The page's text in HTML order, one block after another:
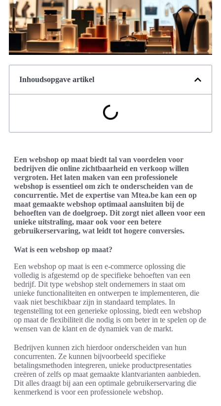
Inhoudsopgave artikel
Een webshop op maat biedt tal van voordelen voor
bedrijven die online zichtbaarheid en verkoop willen
vergroten. Het laten maken van een professionele
webshop is essentieel om zich te onderscheiden van de
concurrentie. Met de expertise van Mtea.be kan een op
maat gemaakte webshop optimaal aansluiten bij de
behoeften van de doelgroep. Dit zorgt niet alleen voor een
unieke uitstraling, maar ook voor een betere
gebruikerservaring, wat leidt tot hogere conversies.
Wat is een webshop op maat?
Een webshop op maat is een e-commerce oplossing die
volledig is afgestemd op de specifieke behoeften van een
bedrijf. Dit type webshop stelt ondernemers in staat om
unieke functionaliteiten en ontwerpen te implementeren, die
vaak niet beschikbaar zijn in standaard templates. In
tegenstelling tot een generieke oplossing, biedt een webshop
op maat de flexibiliteit die nodig is om beter in te spelen op de
wensen van de klant en de dynamiek van de markt.
Bedrijven kunnen zich hierdoor onderscheiden van hun
concurrenten. Ze kunnen bijvoorbeeld specifieke
betalingsmethoden integreren, unieke productpresentaties
creëren of zelfs op maat gemaakte klantvarianten aanbieden.
Dit alles draagt bij aan een optimale gebruikerservaring die
kenmerkend is voor een professionele webshop.